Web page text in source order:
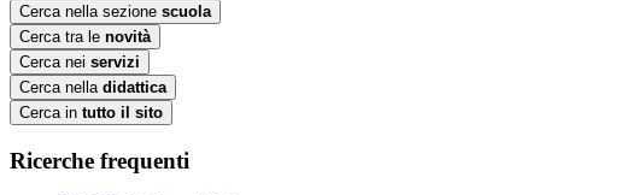
Cerca nella sezione scuola
Cerca tra le novità
Cerca nei servizi
Cerca nella didattica
Cerca in tutto il sito
Ricerche frequenti